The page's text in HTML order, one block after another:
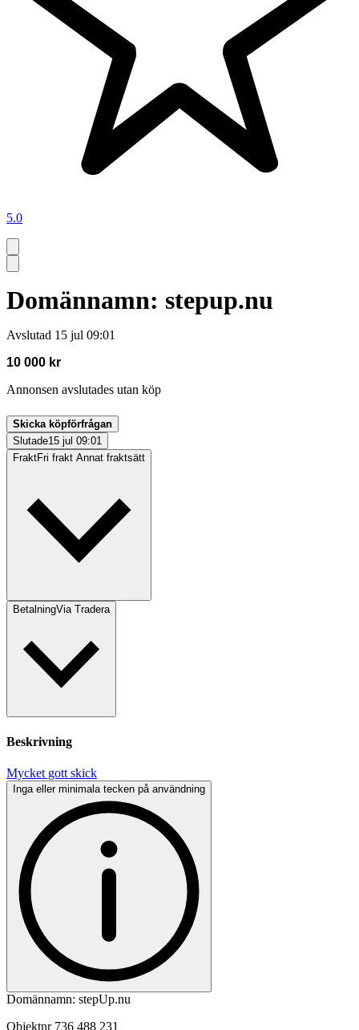
5.0
Domännamn: stepup.nu
Avslutad 15 jul 09:01
10 000 kr
Annonsen avslutades utan köp
Skicka köpförfrågan
Slutade15 jul 09:01
FraktFri frakt Annat fraktsätt
BetalningVia Tradera
Beskrivning
Mycket gott skick
Inga eller minimala tecken på användning
Domännamn: stepUp.nu
Objektnr 736 488 231